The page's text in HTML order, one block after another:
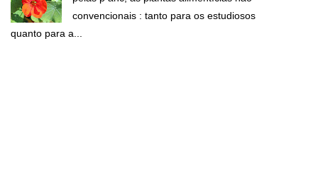
convencionais : tanto para os estudiosos
quanto para a...